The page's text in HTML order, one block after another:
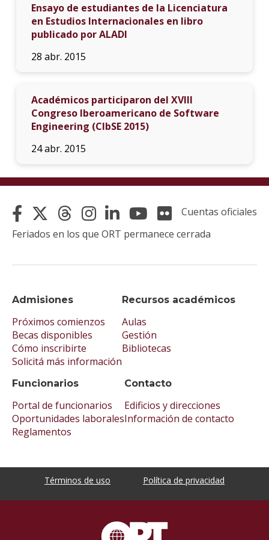
Ensayo de estudiantes de la Licenciatura
en Estudios Internacionales en libro
publicado por ALADI
28 abr. 2015
Académicos participaron del XVIII
Congreso Iberoamericano de Software
Engineering (CIbSE 2015)
24 abr. 2015
Admisiones
Próximos comienzos
Becas disponibles
Cómo inscribirte
Solicitá más información
Recursos académicos
Aulas
Gestión
Bibliotecas
Funcionarios
Portal de funcionarios
Oportunidades laborales
Reglamentos
Contacto
Edificios y direcciones
Información de contacto
Cuentas oficiales
Feriados en los que ORT permanece cerrada
Términos de uso Política de privacidad